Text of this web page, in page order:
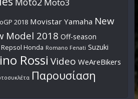
2018 Movistar Yamaha New
Model 2018 Off-season
Repsol Honda Romano Fenati Suzuki
Rossi Video WeAreBikers
Παρουσίαση